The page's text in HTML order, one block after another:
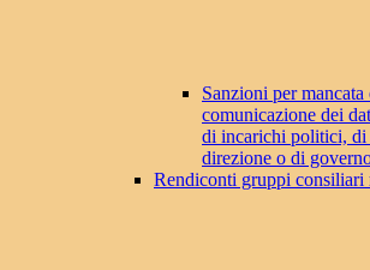
Sanzioni per
comunicazione dei
di incarichi politici, di
direzione o di
Rendiconti gruppi